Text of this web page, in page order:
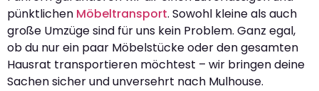
pünktlichen Möbeltransport. Sowohl kleine als auch
große Umzüge sind für uns kein Problem. Ganz egal,
ob du nur ein paar Möbelstücke oder den gesamten
Hausrat transportieren möchtest – wir bringen deine
Sachen sicher und unversehrt nach Mulhouse.